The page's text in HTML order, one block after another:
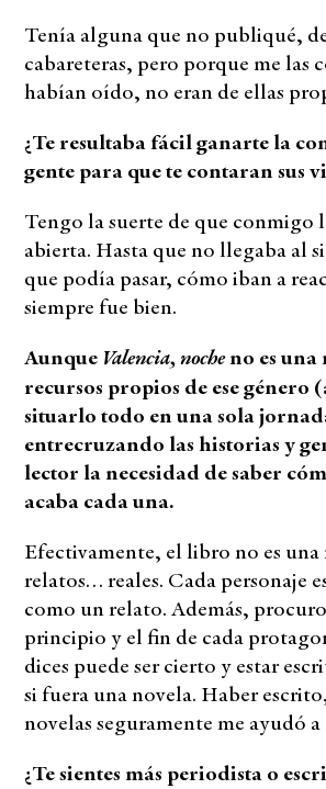
Tenía alguna que no publiqué,
cabareteras, pero porque me las
habían oído, no eran de ellas
¿Te resultaba fácil ganarte la
gente para que te contaran sus
Tengo la suerte de que conmigo
abierta. Hasta que no llegaba al
que podía pasar, cómo iban a
siempre fue bien.
Aunque Valencia, nocheno es una
recursos propios de ese género
situarlo todo en una sola
entrecruzando las historias y
lector la necesidad de saber
acaba cada una.
Efectivamente, el libro no es una
relatos… reales. Cada personaje
como un relato. Además,
principio y el fin de cada
dices puede ser cierto y estar
si fuera una novela. Haber
novelas seguramente me ayudó
¿Te sientes más periodista o